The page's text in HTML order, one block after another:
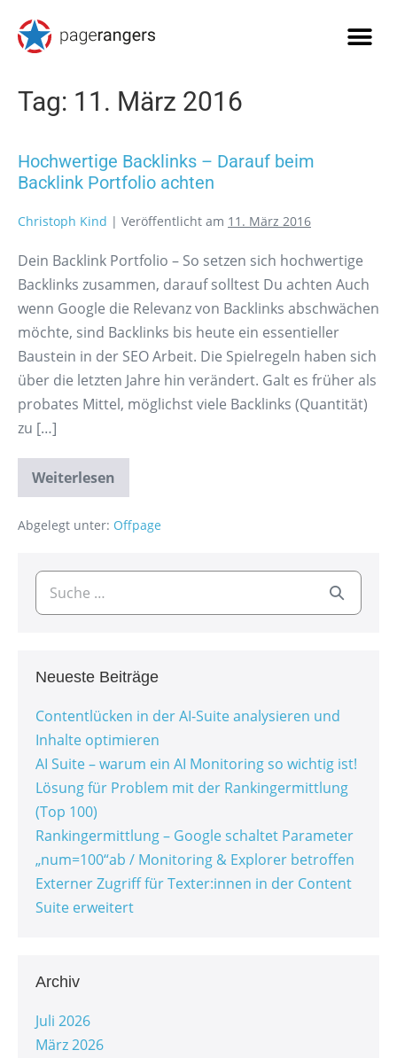
Tag: 11. März 2016
Hochwertige Backlinks – Darauf beim
Backlink Portfolio achten
Christoph Kind | Veröffentlicht am 11. März 2016
​Dein Backlink Portfolio – So setzen sich hochwertige
Backlinks zusammen, darauf solltest Du achten Auch
wenn Google die Relevanz von Backlinks abschwächen
möchte, sind Backlinks bis heute ein essentieller
Baustein in der SEO Arbeit. Die Spielregeln haben sich
über die letzten Jahre hin verändert. Galt es früher als
probates Mittel, möglichst viele Backlinks (Quantität)
zu […]
Weiterlesen
Abgelegt unter: Offpage
Neueste Beiträge
Contentlücken in der AI-Suite analysieren und
Inhalte optimieren
AI Suite – warum ein AI Monitoring so wichtig ist!
Lösung für Problem mit der Rankingermittlung
(Top 100)
Rankingermittlung – Google schaltet Parameter
„num=100“ab / Monitoring & Explorer betroffen
Externer Zugriff für Texter:innen in der Content
Suite erweitert
Archiv
Juli 2026
März 2026